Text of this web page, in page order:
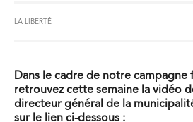
LA LIBERTÉ
Dans le cadre de notre campagne
retrouvez cette semaine la vidéo
directeur général de la
sur le lien ci-dessous :